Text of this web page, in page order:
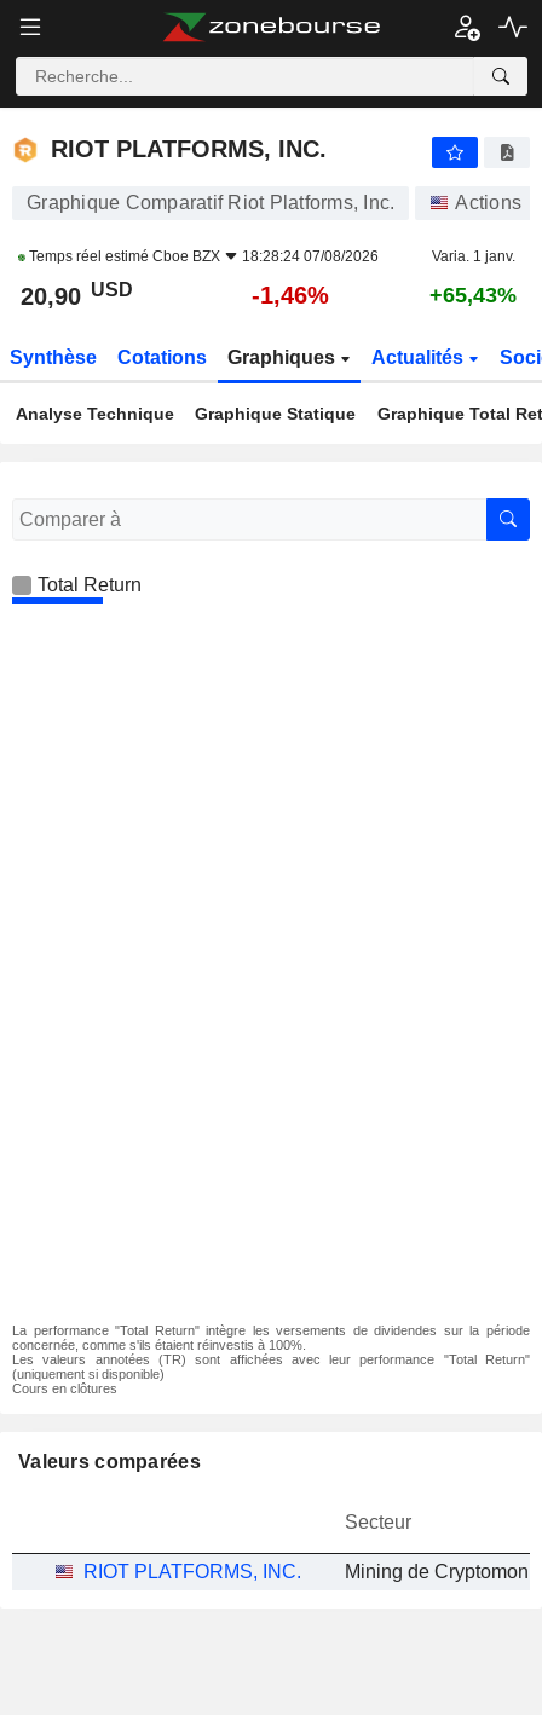
RIOT PLATFORMS, INC.
RIOT PLATFORMS, INC.
Graphique Comparatif Riot Platforms, Inc. Actions
Temps réel estimé Cboe BZX 18:28:24 07/08/2026 Varia. 1 janv.
20,90 USD -1,46% +65,43%
Synthèse Cotations Graphiques Actualités
Analyse Technique Graphique Statique Graphique Total
Total Return
La performance "Total Return" intègre les versements de dividendes sur la période
concernée, comme s'ils étaient réinvestis à 100%.
Les valeurs annotées (TR) sont affichées avec leur performance "Total Return"
(uniquement si disponible)
Cours en clôtures
Valeurs comparées
Secteur
RIOT PLATFORMS, INC. Mining de